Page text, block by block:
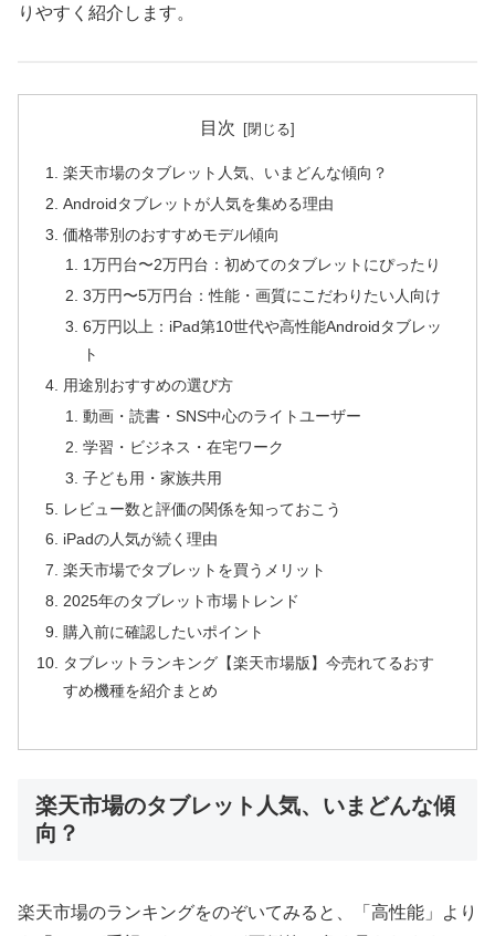
りやすく紹介します。
目次
楽天市場のタブレット人気、いまどんな傾向？
Androidタブレットが人気を集める理由
価格帯別のおすすめモデル傾向
1万円台〜2万円台：初めてのタブレットにぴったり
3万円〜5万円台：性能・画質にこだわりたい人向け
6万円以上：iPad第10世代や高性能Androidタブレッ
ト
用途別おすすめの選び方
動画・読書・SNS中心のライトユーザー
学習・ビジネス・在宅ワーク
子ども用・家族共用
レビュー数と評価の関係を知っておこう
iPadの人気が続く理由
楽天市場でタブレットを買うメリット
2025年のタブレット市場トレンド
購入前に確認したいポイント
タブレットランキング【楽天市場版】今売れてるおす
すめ機種を紹介まとめ
楽天市場のタブレット人気、いまどんな傾
向？
楽天市場のランキングをのぞいてみると、「高性能」より